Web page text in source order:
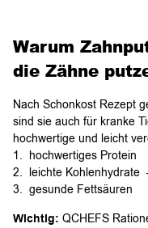
Warum
die Zähne
Nach Schonkost Rezept
sind sie auch für kranke
hochwertige und leicht
1. hochwertiges
2. leichte
3. gesunde
Wichtig: QCHEFS